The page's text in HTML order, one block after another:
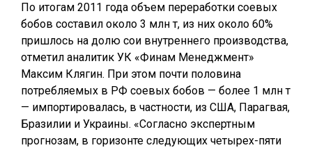
По итогам 2011 года объем переработки соевых
бобов составил около 3 млн т, из них около 60%
пришлось на долю сои внутреннего производства,
отметил аналитик УК «Финам Менеджмент»
Максим Клягин. При этом почти половина
потребляемых в РФ соевых бобов — более 1 млн т
— импортировалась, в частности, из США, Парагвая,
Бразилии и Украины. «Согласно экспертным
прогнозам, в горизонте следующих четырех-пяти